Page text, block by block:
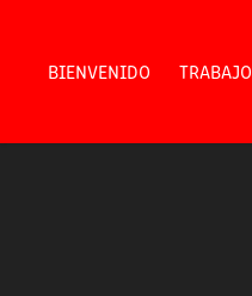
BIENVENIDO TRABAJO